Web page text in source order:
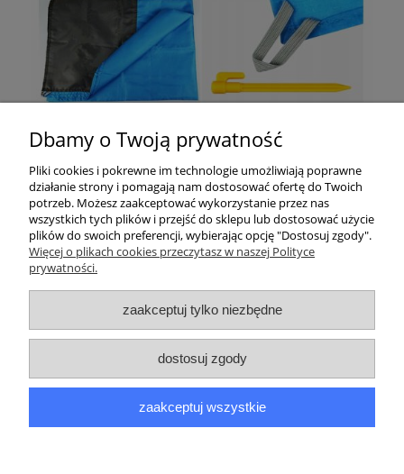
Pomoc
Moje konto
Płatności i dostawa
Informacje
Dbamy o Twoją prywatność
Pliki cookies i pokrewne im technologie umożliwiają poprawne
działanie strony i pomagają nam dostosować ofertę do Twoich
potrzeb. Możesz zaakceptować wykorzystanie przez nas
wszystkich tych plików i przejść do sklepu lub dostosować użycie
plików do swoich preferencji, wybierając opcję "Dostosuj zgody".
Więcej o plikach cookies przeczytasz w naszej Polityce
prywatności.
zaakceptuj tylko niezbędne
dostosuj zgody
zaakceptuj wszystkie